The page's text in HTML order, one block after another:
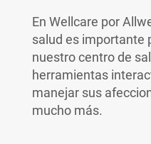
En Wellcare por
salud es importante
nuestro centro de
herramientas
manejar sus
mucho más.